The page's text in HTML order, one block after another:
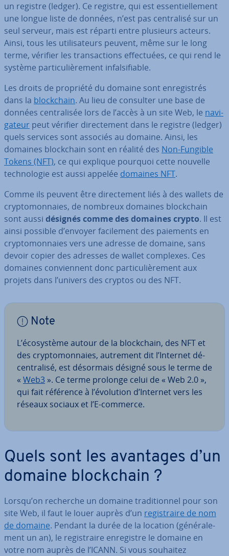
un registre (ledger). Ce registre, qui est es­sen­tiel­le­ment
une longue liste de données, n’est pas cen­tra­lisé sur un
seul serveur, mais est réparti entre plusieurs acteurs.
Ainsi, tous les uti­li­sa­teurs peuvent, même sur le long
terme, vérifier les tran­sac­tions ef­fec­tuées, ce qui rend le
système par­ti­cu­liè­re­ment in­fal­si­fiable.
Les droits de propriété du domaine sont en­re­gis­trés
dans la blo­ck­chain. Au lieu de consulter une base de
données cen­tra­li­sée lors de l’accès à un site Web, le na­vi­
ga­teur peut vérifier di­rec­te­ment dans le registre (ledger)
quels services sont associés au domaine. Ainsi, les
domaines blo­ck­chain sont en réalité des Non-Fungible
Tokens (NFT), ce qui explique pourquoi cette nouvelle
tech­no­lo­gie est aussi appelée domaines NFT.
Comme ils peuvent être di­rec­te­ment liés à des wallets de
cryp­to­mon­naies, de nombreux domaines blo­ck­chain
sont aussi désignés comme des domaines crypto. Il est
ainsi possible d’envoyer fa­ci­le­ment des paiements en
cryp­to­mon­naies vers une adresse de domaine, sans
devoir copier des adresses de wallet complexes. Ces
domaines con­vien­nent donc par­ti­cu­liè­re­ment aux
projets dans l’univers des cryptos ou des NFT.
Note
L’éco­sys­tème autour de la blo­ck­chain, des NFT et
des cryp­to­mon­naies, autrement dit l’Internet dé­
cen­tra­lisé, est désormais désigné sous le terme de
« Web3 ». Ce terme prolonge celui de « Web 2.0 »,
qui fait référence à l’évolution d’Internet vers les
réseaux sociaux et l’E-commerce.
Quels sont les avantages d’un
domaine blo­ck­chain ?
Lorsqu’on recherche un domaine tra­di­tion­nel pour son
site Web, il faut le louer auprès d’un re­gis­traire de nom
de domaine. Pendant la durée de la location (gé­né­ra­le­
ment un an), le re­gis­traire en­re­gistre le domaine en
votre nom auprès de l’ICANN. Si vous souhaitez